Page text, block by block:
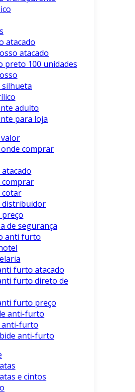
atacado
atacado
preto 100 unidades
silhueta
adulto
para loja
comprar
distribuidor
de segurança
anti furto
furto atacado
furto direto de
furto preço
anti-furto
anti-furto
anti-furto
e cintos